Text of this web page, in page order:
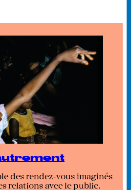
des rendez-vous imaginés
relations avec le public.